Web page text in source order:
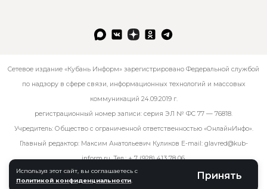
Используя этот сайт, вы соглашаетесь с
Политикой конфиденциальности
Принять
Сетевое издание «Кубань Информ» зарегистрировано Федеральной службой
по надзору в сфере связи, информационных технологий и массовых
коммуникаций 24.09.2019 г.
регистрационный номер записи: серия ЭЛ № ФС 77 — 76818.
Учредитель: Общество с ограниченной ответственностью «ОнлайнИнфо».
Главный редактор: Максим Анатольевич Куликов E-mail: glavred@kub-
inform.ru. Тел.:+ 7 (928) 413 78 06.
© kub-inform 2026